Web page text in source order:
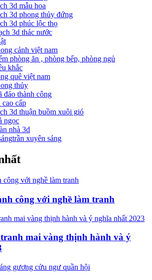
3d mẫu hoa
3d phong thủy đứng
3d phúc lộc thọ
3d thác nước
cảnh việt nam
phòng ăn , phòng bếp, phòng ngủ
khắc
quê việt nam
thủy
đáo thành công
cao cấp
3d thuận buồm xuôi gió
ngọc
nhà 3d
trần xuyên sáng
công với nghề làm tranh
mai vàng thịnh hành và ý